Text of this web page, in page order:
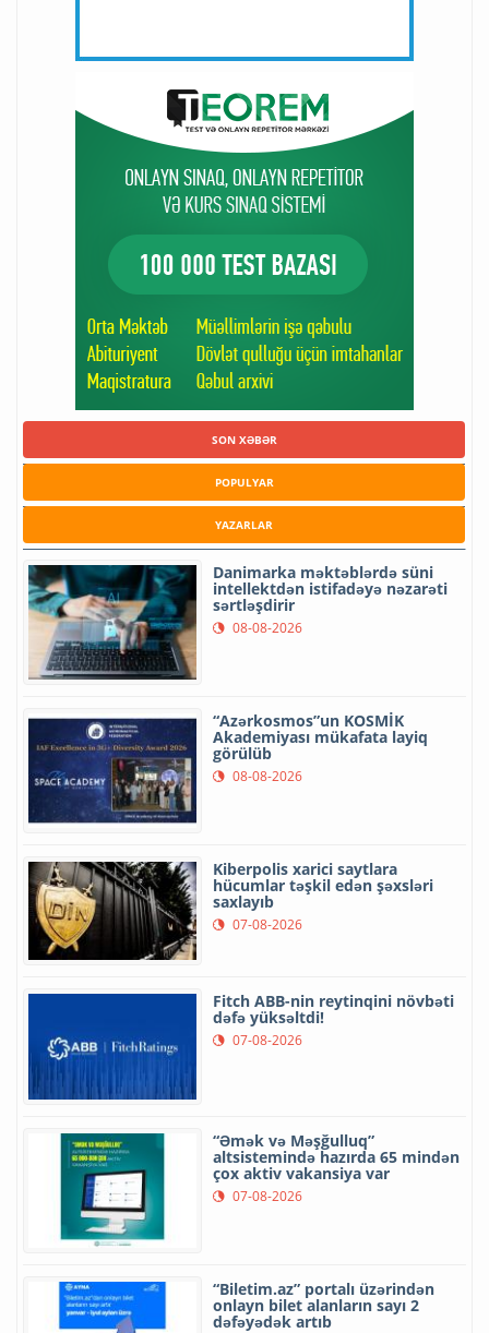
SON XƏBƏR
POPULYAR
YAZARLAR
Danimarka məktəblərdə süni
intellektdən istifadəyə nəzarəti
sərtləşdirir
08-08-2026
“Azərkosmos”un KOSMİK
Akademiyası mükafata layiq
görülüb
08-08-2026
Kiberpolis xarici saytlara
hücumlar təşkil edən şəxsləri
saxlayıb
07-08-2026
Fitch ABB-nin reytinqini növbəti
dəfə yüksəltdi!
07-08-2026
“Əmək və Məşğulluq”
altsistemində hazırda 65 mindən
çox aktiv vakansiya var
07-08-2026
“Biletim.az” portalı üzərindən
onlayn bilet alanların sayı 2
dəfəyədək artıb